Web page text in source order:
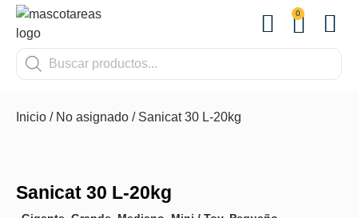
0
Inicio / No asignado / Sanicat 30 L-20kg
Sanicat 30 L-20kg